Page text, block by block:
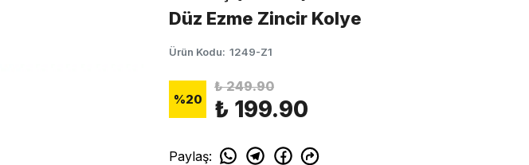
Düz Ezme Zincir Kolye
Ürün Kodu: 1249-Z1
%20
₺ 249.90
₺ 199.90
Paylaş: